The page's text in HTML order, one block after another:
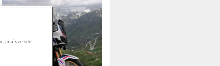
analyze site